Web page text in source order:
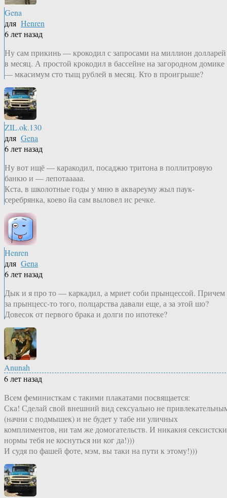
Gena
для Henren
6 лет назад
Ну сам прикинь — крокодил с запросами на миллион долларей
в месяц. А простой крокодил в бассейне на загородном домике
— мкасимум сто тыщ рублей в месяц. Кто в проигрыше?
ZIL.ok.130
для Gena
6 лет назад
Ну вот ищё — каракодил, посаджю тритона в поллитровую
банкю и — лепотааааа.
Кста, в школотные годы у мню в аквареуму жыл паук-
серебрянка, коево йа сам выловел ис речке.
Henren
для Gena
6 лет назад
Дык и я про то — каркадил, а мриет соби прынцессой. Причем
за прынцесс-то того, полцарства давали еще, а за этой шо?
Довесок от первого брака и долги по ипотеке?
Anunah
6 лет назад
Всем феминисткам с такими плакатами посвящается:
Ска! Сделай свой внешний вид сексуально не
(начни с подмышек) и не будет у табе ни уличных
комплиментов, ни там же домогательств. И никакия
нормы тебя не коснуться ни ког да!)))
И судя по фашей фоте, мэм, вы таки на пути к этому!)))